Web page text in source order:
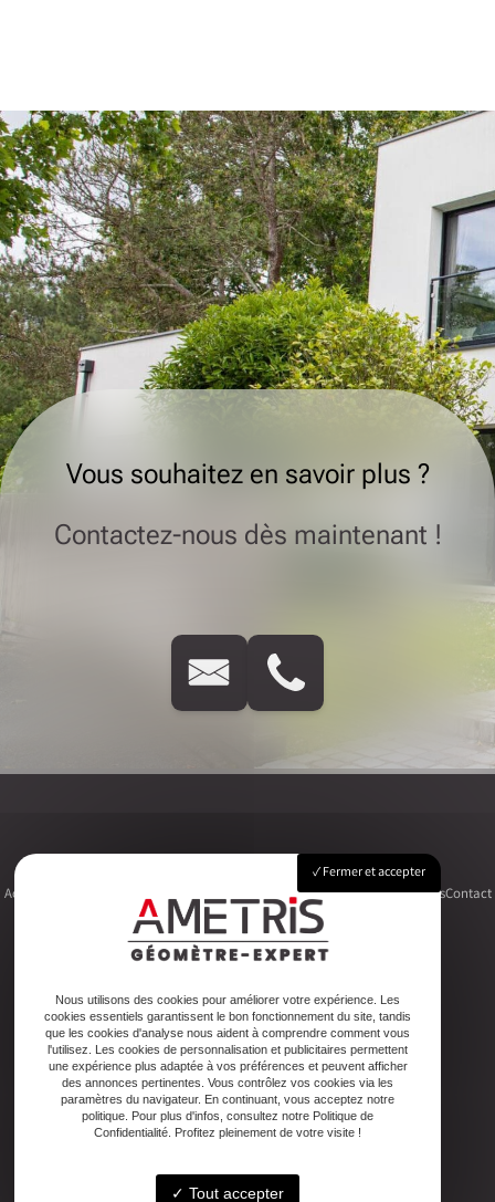
Vous souhaitez en savoir plus ?
Contactez-nous dès maintenant !
Accueil FoncierUrbanismeCopropriété TopographieAutres activitésContact
Adresse
2ter Cour Xavier Moreau, 33720 Podensac
Téléphone
05 56 27 26 08
Email
Fermer et accepter
Nous utilisons des cookies pour améliorer votre expérience. Les
cookies essentiels garantissent le bon fonctionnement du site, tandis
que les cookies d'analyse nous aident à comprendre comment vous
l'utilisez. Les cookies de personnalisation et publicitaires permettent
une expérience plus adaptée à vos préférences et peuvent afficher
des annonces pertinentes. Vous contrôlez vos cookies via les
paramètres du navigateur. En continuant, vous acceptez notre
politique. Pour plus d'infos, consultez notre Politique de
Confidentialité. Profitez pleinement de votre visite !
Tout accepter